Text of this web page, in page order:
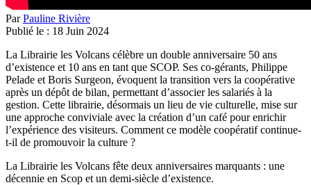
ParPauline Rivière
Publié le : 18 Juin 2024
La Librairie les Volcans célèbre un double anniversaire 50 ans
d’existence et 10 ans en tant que SCOP. Ses co-gérants, Philippe
Pelade et Boris Surgeon, évoquent la transition vers la coopérative
après un dépôt de bilan, permettant d’associer les salariés à la
gestion. Cette librairie, désormais un lieu de vie culturelle, mise sur
une approche conviviale avec la création d’un café pour enrichir
l’expérience des visiteurs. Comment ce modèle coopératif continue-
t-il de promouvoir la culture ?
La Librairie les Volcans fête deux anniversaires marquants : une
décennie en Scop et un demi-siècle d’existence.